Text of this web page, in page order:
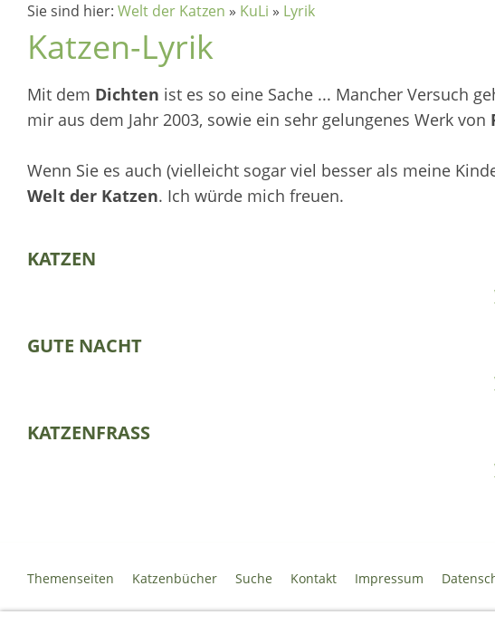
Sie sind hier: Welt der Katzen » KuLi » Lyrik
Katzen-Lyrik
Mit dem Dichten ist es so eine Sache ... Mancher Versuch
mir aus dem Jahr 2003, sowie ein sehr gelungenes Werk von
Wenn Sie es auch (vielleicht sogar viel besser als meine
Welt der Katzen. Ich würde mich freuen.
KATZEN
GUTE NACHT
KATZENFRASS
Themenseiten Katzenbücher Suche Kontakt Impressum